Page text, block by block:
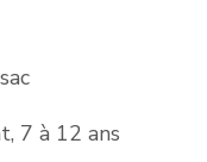
7 à 12 ans